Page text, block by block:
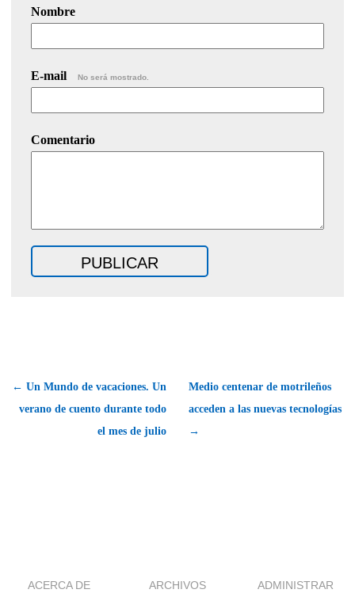
Nombre
E-mail No será mostrado.
Comentario
← Un Mundo de vacaciones. Un
verano de cuento durante todo
el mes de julio
Medio centenar de motrileños
acceden a las nuevas tecnologías
→
ACERCA DE ARCHIVOS ADMINISTRAR